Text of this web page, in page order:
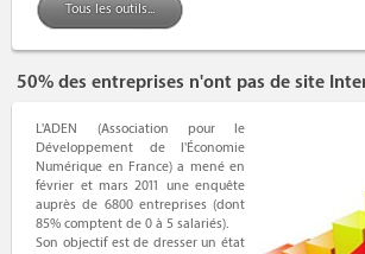
Tous les outils...
50% des entreprises n'ont pas de site
L'ADEN (Association pour le
Développement de l'Économie
Numérique en France) a mené en
février et mars 2011 une enquête
auprès de 6800 entreprises (dont
85% comptent de 0 à 5 salariés).
Son objectif est de dresser un état